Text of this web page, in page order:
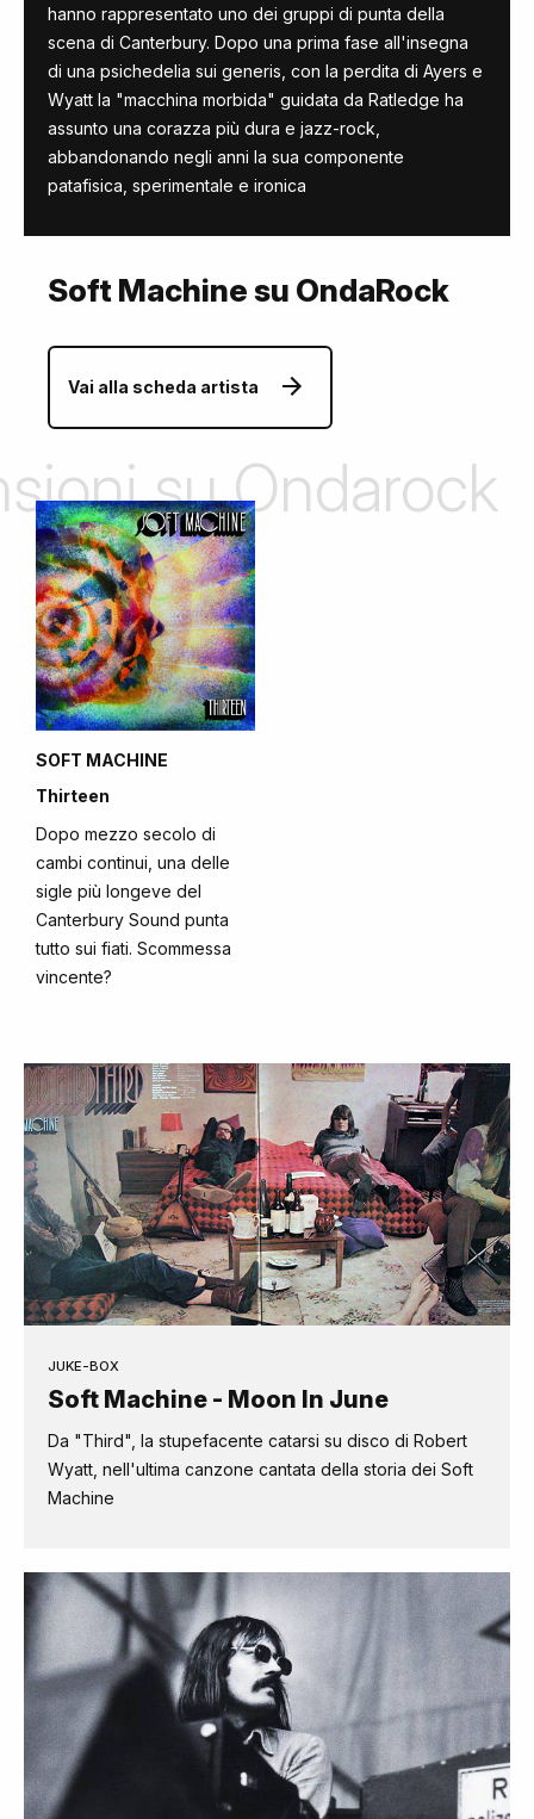
hanno rappresentato uno dei gruppi di punta della
scena di Canterbury. Dopo una prima fase all'insegna
di una psichedelia sui generis, con la perdita di Ayers e
Wyatt la "macchina morbida" guidata da Ratledge ha
assunto una corazza più dura e jazz-rock,
abbandonando negli anni la sua componente
patafisica, sperimentale e ironica
Soft Machine su OndaRock
Vai alla scheda artista
su Ondarock
SOFT MACHINE
Thirteen
Dopo mezzo secolo di
cambi continui, una delle
sigle più longeve del
Canterbury Sound punta
tutto sui fiati. Scommessa
vincente?
JUKE-BOX
Soft Machine - Moon In June
Da "Third", la stupefacente catarsi su disco di Robert
Wyatt, nell'ultima canzone cantata della storia dei Soft
Machine